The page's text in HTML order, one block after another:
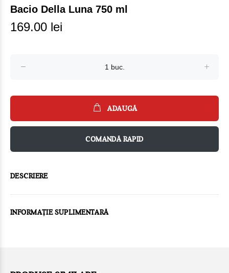
Bacio Della Luna 750 ml
169.00 lei
ADAUGĂ
COMANDĂ RAPID
DESCRIERE
INFORMAȚIE SUPLIMENTARĂ